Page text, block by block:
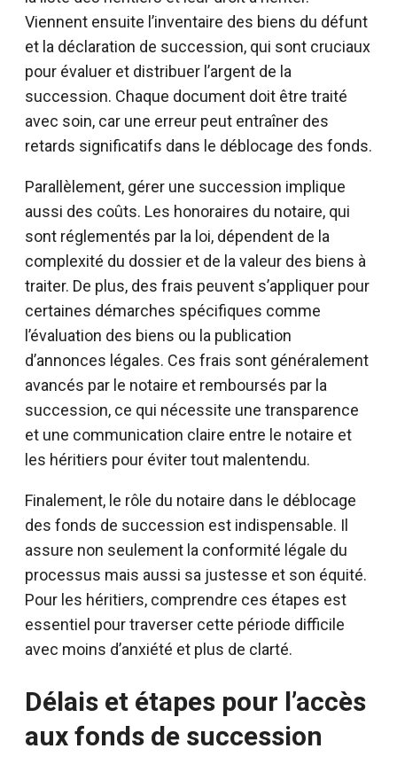
Viennent ensuite l’inventaire des biens du défunt
et la déclaration de succession, qui sont cruciaux
pour évaluer et distribuer l’argent de la
succession. Chaque document doit être traité
avec soin, car une erreur peut entraîner des
retards significatifs dans le déblocage des fonds.
Parallèlement, gérer une succession implique
aussi des coûts. Les honoraires du notaire, qui
sont réglementés par la loi, dépendent de la
complexité du dossier et de la valeur des biens à
traiter. De plus, des frais peuvent s’appliquer pour
certaines démarches spécifiques comme
l’évaluation des biens ou la publication
d’annonces légales. Ces frais sont généralement
avancés par le notaire et remboursés par la
succession, ce qui nécessite une transparence
et une communication claire entre le notaire et
les héritiers pour éviter tout malentendu.
Finalement, le rôle du notaire dans le déblocage
des fonds de succession est indispensable. Il
assure non seulement la conformité légale du
processus mais aussi sa justesse et son équité.
Pour les héritiers, comprendre ces étapes est
essentiel pour traverser cette période difficile
avec moins d’anxiété et plus de clarté.
Délais et étapes pour l’accès
aux fonds de succession